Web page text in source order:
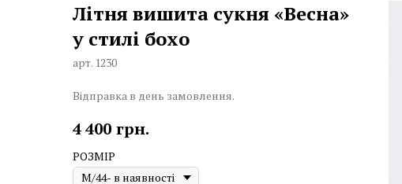
Літня вишита сукня «Весна»
у стилі бохо
арт. 1230
Відправка в день замовлення.
4 400 грн.
РОЗМІР